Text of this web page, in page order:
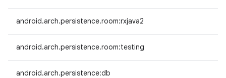
android.arch.persistence.room:rxjava2
android.arch.persistence.room:testing
android.arch.persistence:db